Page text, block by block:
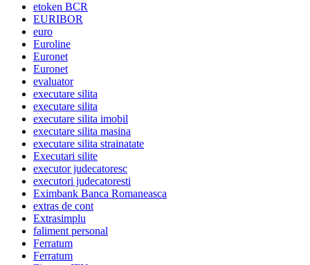
etoken BCR
EURIBOR
euro
Euroline
Euronet
Euronet
evaluator
executare silita
executare silita
executare silita imobil
executare silita masina
executare silita strainatate
Executari silite
executor judecatoresc
executori judecatoresti
Eximbank Banca Romaneasca
extras de cont
Extrasimplu
faliment personal
Ferratum
Ferratum